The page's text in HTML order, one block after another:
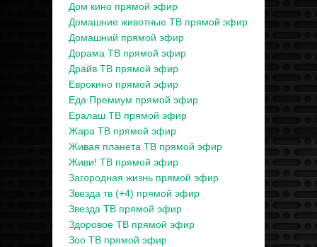
Дом кино прямой эфир
Домашние животные ТВ прямой эфир
Домашний прямой эфир
Дорама ТВ прямой эфир
Драйв ТВ прямой эфир
Еврокино прямой эфир
Еда Премиум прямой эфир
Ералаш ТВ прямой эфир
Жара ТВ прямой эфир
Живая планета ТВ прямой эфир
Живи! ТВ прямой эфир
Загородная жизнь прямой эфир
Звезда тв (+4) прямой эфир
Звезда ТВ прямой эфир
Здоровое ТВ прямой эфир
Зоо ТВ прямой эфир